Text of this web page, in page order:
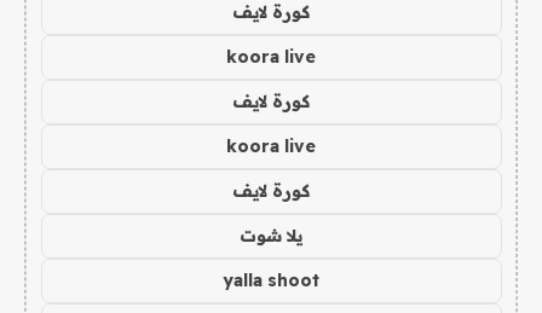
كورة لايف
koora live
كورة لايف
koora live
كورة لايف
يلا شوت
yalla shoot